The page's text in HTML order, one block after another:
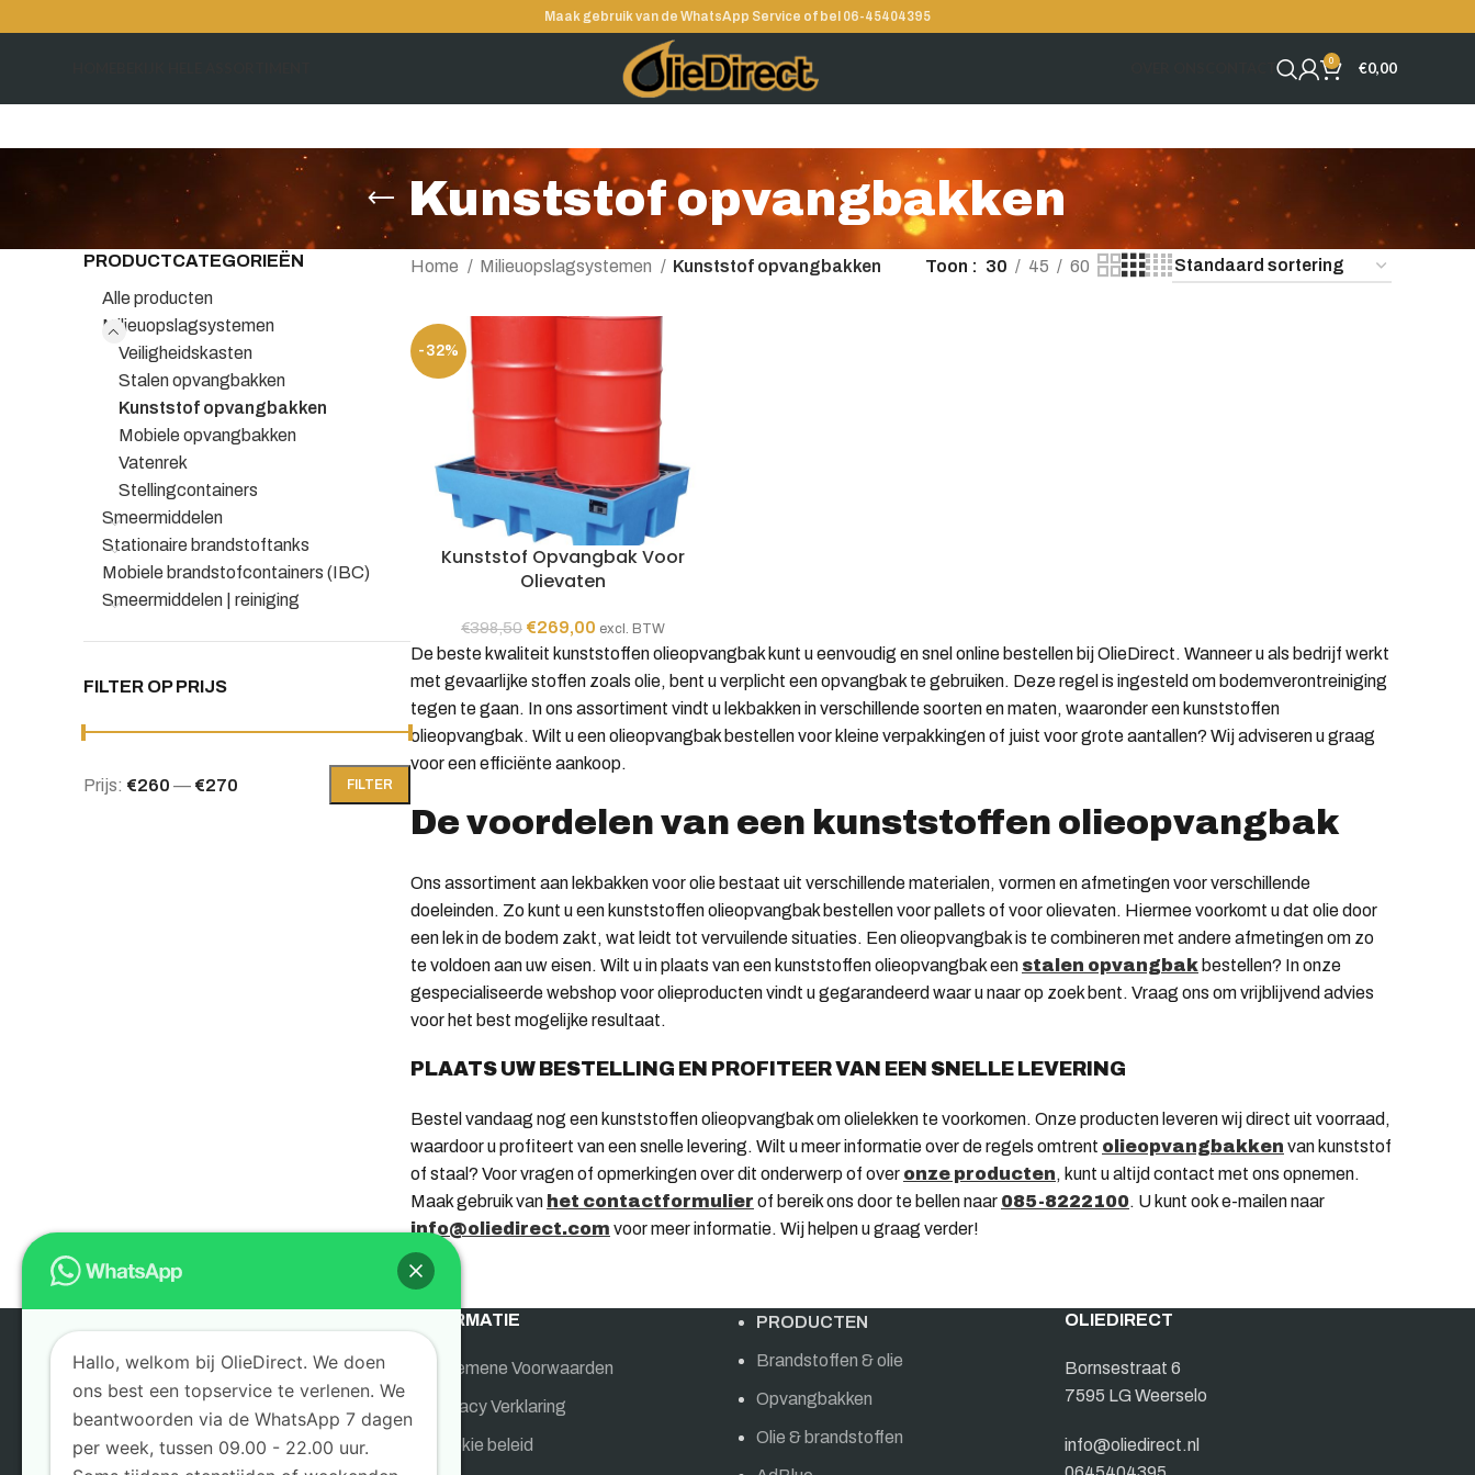
Maak gebruik van de WhatsApp Service of bel 06-45404395
0 €0,00
Kunststof opvangbakken
PRODUCTCATEGORIEËN
Alle producten
Milieuopslagsystemen
Veiligheidskasten
Stalen opvangbakken
Kunststof opvangbakken
Mobiele opvangbakken
Vatenrek
Stellingcontainers
Smeermiddelen
Stationaire brandstoftanks
Mobiele brandstofcontainers (IBC)
Smeermiddelen | reiniging
FILTER OP PRIJS
Min.
Max.
FILTER
Prijs: €260 — €270
Home Milieuopslagsystemen Kunststof opvangbakken Toon 30 45 60
-32%
Kunststof Opvangbak Voor
Olievaten
€398,50 Oorspronkelijke
prijs
was:
€398,50.
€269,00 Huidige
prijs
is:
€269,00.
excl. BTW
De beste kwaliteit kunststoffen olieopvangbak kunt u eenvoudig en snel online bestellen bij OlieDirect. Wanneer u als bedrijf werkt
met gevaarlijke stoffen zoals olie, bent u verplicht een opvangbak te gebruiken. Deze regel is ingesteld om bodemverontreiniging
tegen te gaan. In ons assortiment vindt u lekbakken in verschillende soorten en maten, waaronder een kunststoffen
olieopvangbak. Wilt u een olieopvangbak bestellen voor kleine verpakkingen of juist voor grote aantallen? Wij adviseren u graag
voor een efficiënte aankoop.
De voordelen van een kunststoffen olieopvangbak
Ons assortiment aan lekbakken voor olie bestaat uit verschillende materialen, vormen en afmetingen voor verschillende
doeleinden. Zo kunt u een kunststoffen olieopvangbak bestellen voor pallets of voor olievaten. Hiermee voorkomt u dat olie door
een lek in de bodem zakt, wat leidt tot vervuilende situaties. Een olieopvangbak is te combineren met andere afmetingen om zo
te voldoen aan uw eisen. Wilt u in plaats van een kunststoffen olieopvangbak een stalen opvangbak bestellen? In onze
gespecialiseerde webshop voor olieproducten vindt u gegarandeerd waar u naar op zoek bent. Vraag ons om vrijblijvend advies
voor het best mogelijke resultaat.
PLAATS UW BESTELLING EN PROFITEER VAN EEN SNELLE LEVERING
Bestel vandaag nog een kunststoffen olieopvangbak om olielekken te voorkomen. Onze producten leveren wij direct uit voorraad,
waardoor u profiteert van een snelle levering. Wilt u meer informatie over de regels omtrent olieopvangbakken van kunststof
of staal? Voor vragen of opmerkingen over dit onderwerp of over onze producten, kunt u altijd contact met ons opnemen.
Maak gebruik van het contactformulier of bereik ons door te bellen naar 085-8222100. U kunt ook e-mailen naar
info@oliedirect.com voor meer informatie. Wij helpen u graag verder!
OlieDirect is de gespecialiseerde webshop
voor bedrijven en particulieren. Sinds 1955
leveren wij oliën, brandstoffen,
INFORMATIE
Algemene Voorwaarden
Privacy Verklaring
Cookie beleid
PRODUCTEN
Brandstoffen & olie
Opvangbakken
Olie & brandstoffen
OLIEDIRECT
Bornsestraat 6
7595 LG Weerselo
info@oliedirect.nl
Hallo, welkom bij OlieDirect. We doen
ons best een topservice te verlenen. We
beantwoorden via de WhatsApp 7 dagen
per week, tussen 09.00 - 22.00 uur.